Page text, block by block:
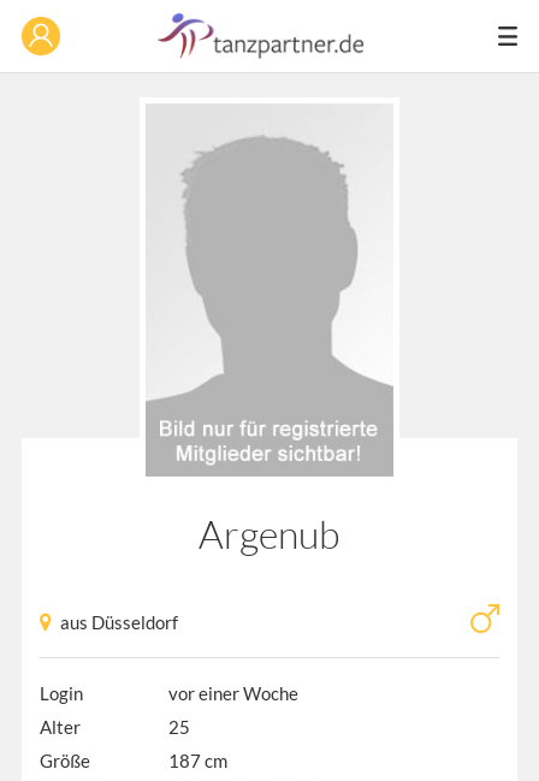
Argenub
aus Düsseldorf
Login
vor einer Woche
Alter
25
Größe
187 cm